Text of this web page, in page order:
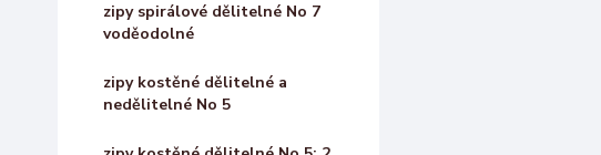
zipy spirálové dělitelné No 7
voděodolné
zipy kostěné dělitelné a
nedělitelné No 5